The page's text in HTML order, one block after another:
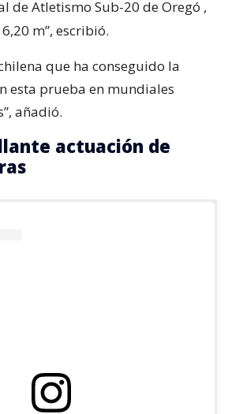
de Atletismo Sub-20 de Oregó ,
m”, escribió.
que ha conseguido la
esta prueba en mundiales
añadió.
actuación de